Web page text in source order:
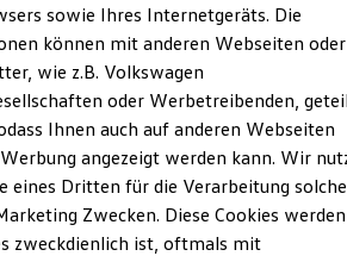
und Sicherheitssysteme
und Ölverdünnung
und Betriebsflüssigkeiten
und Lifestyle Produkte
Business
Highlights
Angebote
sowie Ihres Internetgeräts. Die
können mit anderen Webseiten oder
wie z.B. Volkswagen
oder Werbetreibenden,
Ihnen auch auf anderen Webseiten
angezeigt werden kann. Wir
eines Dritten für die Verarbeitung
Zwecken. Diese Cookies
zweckdienlich ist, oftmals mit